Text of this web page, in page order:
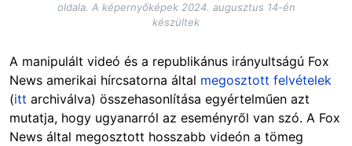
oldala. A képernyőképek 2024. augusztus 14-én
készültek
A manipulált videó és a republikánus irányultságú Fox
News amerikai hírcsatorna által megosztott felvételek
(itt archiválva) összehasonlítása egyértelműen azt
mutatja, hogy ugyanarról az eseményről van szó. A Fox
News által megosztott hosszabb videón a tömeg